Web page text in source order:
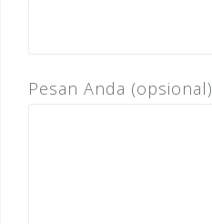
Pesan Anda (opsional)